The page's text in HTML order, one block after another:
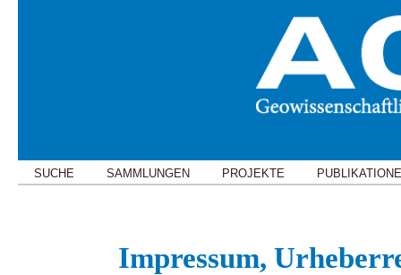
SUCHE SAMMLUNGEN PROJEKTE
Impressum,